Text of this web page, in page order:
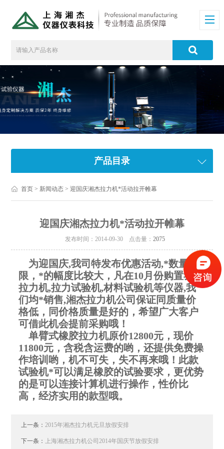
产品目录
首页 > 新闻动态 > 迎国庆湘杰拉力机*活动拉开帷幕
迎国庆湘杰拉力机*活动拉开帷幕
发布时间：2014-09-30 点击量： 2075
为迎国庆,我司特发布优惠活动,*数量有
限，*的幅度比较大，凡在10月份购置我司
拉力机,拉力试验机,材料试验机等仪器,我
们均*销售,湘杰拉力机公司保证同质量价
格低，同价格质量是好的，希望广大客户
可借此机会提前采购哦！
单臂式橡胶拉力机原价12800元，现价
11800元，含税含运费的哟，还提供免费操
作培训哟，机不可失，失不再来哦！此款
试验机*可以满足橡胶的试验要求，更优势
的是可以连接计算机进行操作，性价比
高，经济实用的款型哦。
上一条：2015年湘杰拉力机元旦放假安排
下一条： 上海湘杰拉力机公司2014年国庆节放假安排